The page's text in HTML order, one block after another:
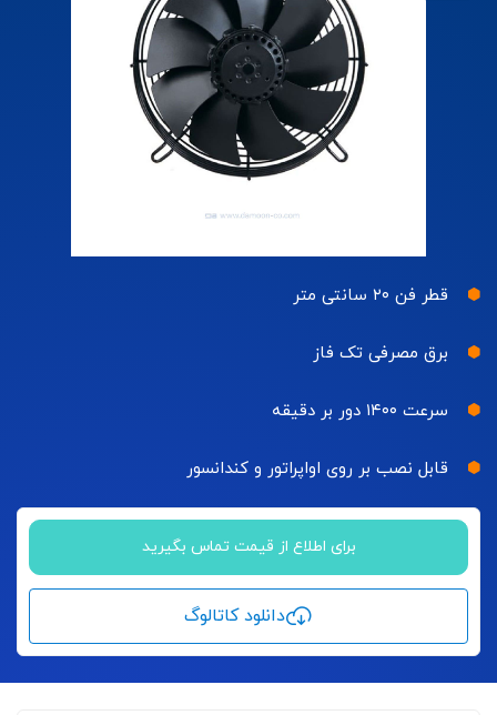
قطر فن ۲۰ سانتی متر
برق مصرفی تک فاز
سرعت ۱۴۰۰ دور بر دقیقه
قابل نصب بر روی اواپراتور و کندانسور
برای اطلاع از قیمت تماس بگیرید
دانلود کاتالوگ